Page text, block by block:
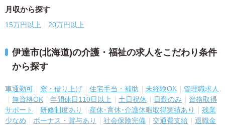
月収から探す
15万円以上 20万円以上
伊達市(北海道)の介護・福祉の求人をこだわり条件
から探す
車通勤可 寮・借り上げ 住宅手当・補助 未経験OK
管理職求人
無資格OK
年間休日110日以上 土日祝休 日勤のみ
資格取得
サポート
研修制度あり 産休･育休･介護休暇取得実績あり
残業
少なめ
ボーナス・賞与あり 社会保険完備 交通費支給
退職金